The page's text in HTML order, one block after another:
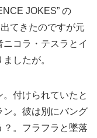
JOKES” の
てきたのですが元
コラ・テスラとイ
したが。
付けられていたと
ン。彼は別にバング
？。フラフラと墜落